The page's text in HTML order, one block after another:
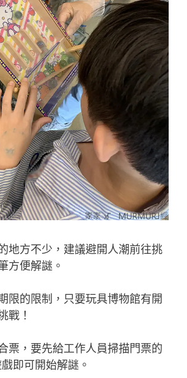
地方不少，建議避開人潮前往挑
方便解謎。
限的限制，只要玩具博物館有開
戰！
票，要先給工作人員掃描門票的
即可開始解謎。